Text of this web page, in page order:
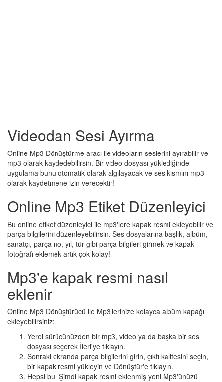
Videodan Sesi Ayırma
Online Mp3 Dönüştürme aracı ile videoların seslerini ayırabilir ve
mp3 olarak kaydedebilirsin. Bir video dosyası yüklediğinde
uygulama bunu otomatik olarak algılayacak ve ses kısmını mp3
olarak kaydetmene izin verecektir!
Online Mp3 Etiket Düzenleyici
Bu online etiket düzenleyici ile mp3'lere kapak resmi ekleyebilir ve
parça bilgilerini düzenleyebilirsin. Ses dosyalarına başlık, albüm,
sanatçı, parça no, yıl, tür gibi parça bilgileri girmek ve kapak
fotoğrafı eklemek artık çok kolay!
Mp3'e kapak resmi nasıl
eklenir
Online Mp3 Dönüştürücü ile Mp3'lerinize kolayca albüm kapağı
ekleyebilirsiniz:
Yerel sürücünüzden bir mp3, video ya da başka bir ses
dosyası seçerek İleri'ye tıklayın.
Sonraki ekranda parça bilgilerini girin, çıktı kalitesini seçin,
bir kapak resmi yükleyin ve Dönüştür'e tıklayın.
Hepsi bu! Şimdi kapak resmi eklenmiş yeni Mp3'ünüzü